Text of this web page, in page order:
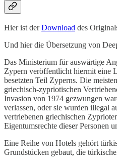
Hier ist derDownload des
Und hier die Übersetzung von
Das Ministerium für auswärtige
Zypern veröffentlicht hiermit eine
besetzten Teil Zyperns. Die
griechisch-zypriotischen
Invasion von 1974 gezwungen
verlassen, oder sie wurden illegal
vertriebenen griechischen
Eigentumsrechte dieser Personen
Eine Reihe von Hotels gehört
Grundstücken gebaut, die